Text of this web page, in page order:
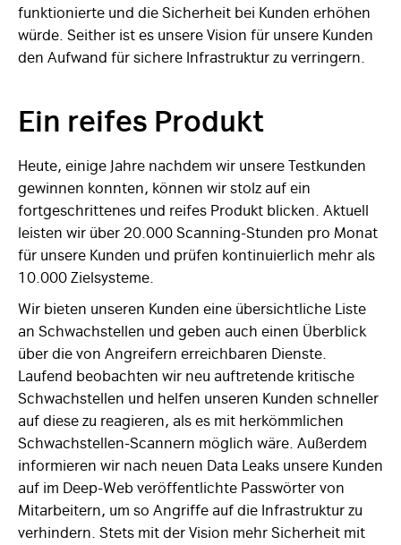
funktionierte und die Sicherheit bei Kunden erhöhen
würde. Seither ist es unsere Vision für unsere Kunden
den Aufwand für sichere Infrastruktur zu verringern.
Ein reifes Produkt
Heute, einige Jahre nachdem wir unsere Testkunden
gewinnen konnten, können wir stolz auf ein
fortgeschrittenes und reifes Produkt blicken. Aktuell
leisten wir über 20.000 Scanning-Stunden pro Monat
für unsere Kunden und prüfen kontinuierlich mehr als
10.000 Zielsysteme.
Wir bieten unseren Kunden eine übersichtliche Liste
an Schwachstellen und geben auch einen Überblick
über die von Angreifern erreichbaren Dienste.
Laufend beobachten wir neu auftretende kritische
Schwachstellen und helfen unseren Kunden schneller
auf diese zu reagieren, als es mit herkömmlichen
Schwachstellen-Scannern möglich wäre. Außerdem
informieren wir nach neuen Data Leaks unsere Kunden
auf im Deep-Web veröffentlichte Passwörter von
Mitarbeitern, um so Angriffe auf die Infrastruktur zu
verhindern. Stets mit der Vision mehr Sicherheit mit